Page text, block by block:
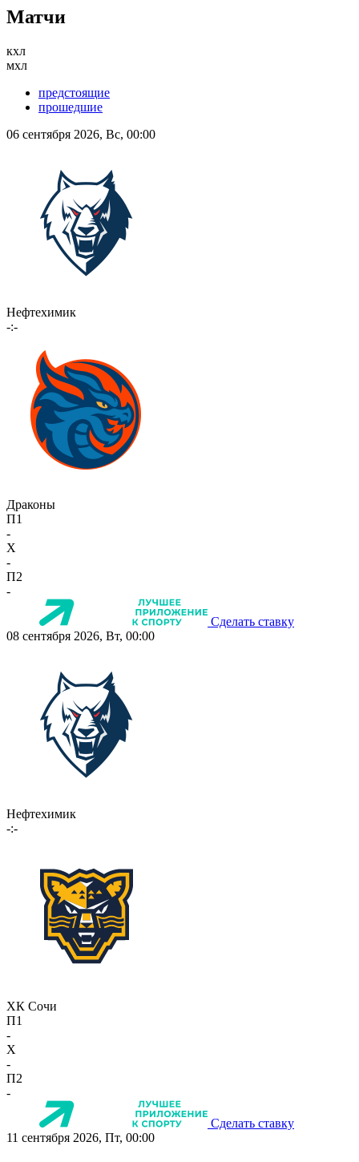
Матчи
кхл
мхл
предстоящие
прошедшие
06 сентября 2026, Вс, 00:00
Нефтехимик
-:-
Драконы
П1
-
X
-
П2
-
Сделать ставку
08 сентября 2026, Вт, 00:00
Нефтехимик
-:-
ХК Сочи
П1
-
X
-
П2
-
Сделать ставку
11 сентября 2026, Пт, 00:00